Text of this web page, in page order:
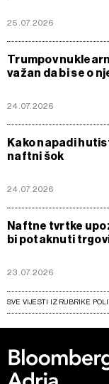
25.07.2026
Trumpov
važan da bi se o
24.07.2026
Kako napadi
naftni šok
24.07.2026
Naftne tvrtke
bi potaknuti
23.07.2026
SVE VIJESTI IZ RUBRIKE